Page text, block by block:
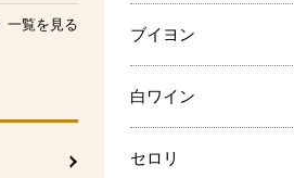
一覧を見る
ブイヨン
白ワイン
セロリ